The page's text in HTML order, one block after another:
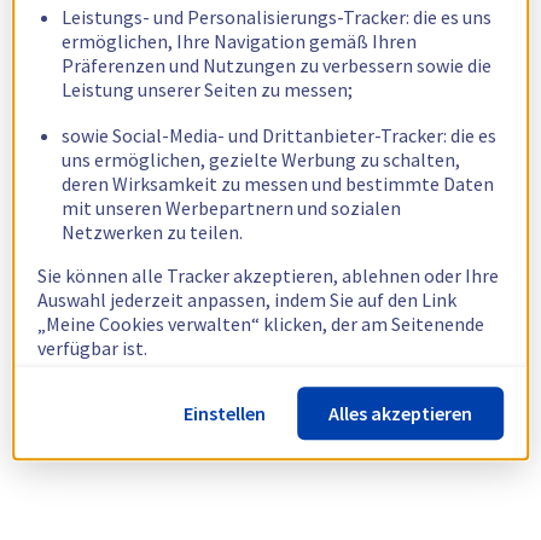
Leistungs- und Personalisierungs-Tracker: die es uns
ermöglichen, Ihre Navigation gemäß Ihren
Präferenzen und Nutzungen zu verbessern sowie die
Leistung unserer Seiten zu messen;
sowie Social-Media- und Drittanbieter-Tracker: die es
uns ermöglichen, gezielte Werbung zu schalten,
deren Wirksamkeit zu messen und bestimmte Daten
mit unseren Werbepartnern und sozialen
Netzwerken zu teilen.
Sie können alle Tracker akzeptieren, ablehnen oder Ihre
Auswahl jederzeit anpassen, indem Sie auf den Link
„Meine Cookies verwalten“ klicken, der am Seitenende
verfügbar ist.
Weitere Informationen finden Sie in unsererRichtlinie
zur Verwendung von Cookies.
Einstellen Alles akzeptieren